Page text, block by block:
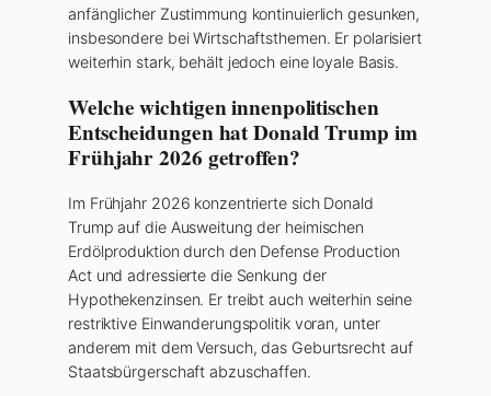
anfänglicher Zustimmung kontinuierlich gesunken,
insbesondere bei Wirtschaftsthemen. Er polarisiert
weiterhin stark, behält jedoch eine loyale Basis.
Welche wichtigen innenpolitischen
Entscheidungen hat Donald Trump im
Frühjahr 2026 getroffen?
Im Frühjahr 2026 konzentrierte sich Donald
Trump auf die Ausweitung der heimischen
Erdölproduktion durch den Defense Production
Act und adressierte die Senkung der
Hypothekenzinsen. Er treibt auch weiterhin seine
restriktive Einwanderungspolitik voran, unter
anderem mit dem Versuch, das Geburtsrecht auf
Staatsbürgerschaft abzuschaffen.